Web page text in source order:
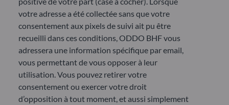
votre adresse a été collectée sans que votre
consentement aux pixels de suivi ait pu être
recueilli dans ces conditions, ODDO BHF vous
adressera une information spécifique par email,
vous permettant de vous opposer à leur
utilisation. Vous pouvez retirer votre
consentement ou exercer votre droit
d’opposition à tout moment, et aussi simplement